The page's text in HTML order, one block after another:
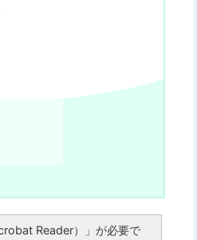
Reader）」が必要で